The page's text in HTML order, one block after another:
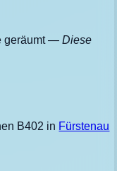
geräumt— Diese
B402 in Fürstenau